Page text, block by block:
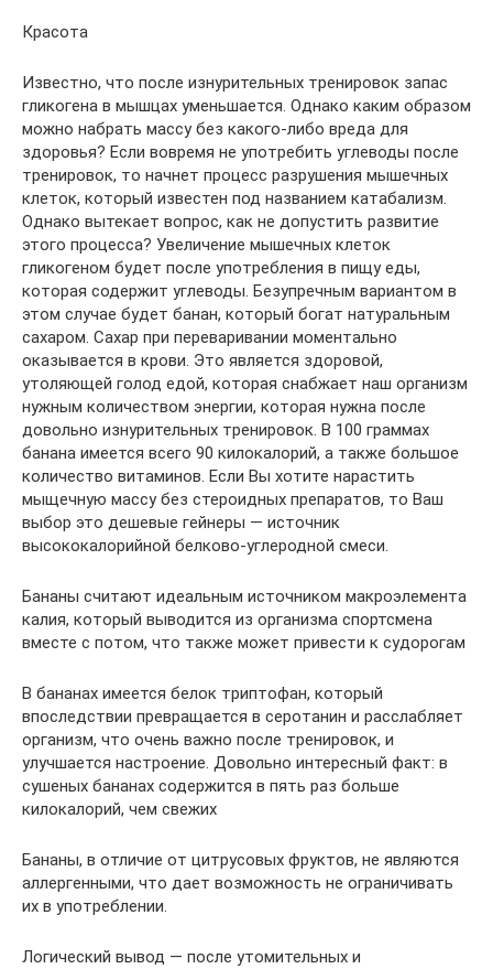
Красота
Известно, что после изнурительных тренировок запас
гликогена в мышцах уменьшается. Однако каким образом
можно набрать массу без какого-либо вреда для
здоровья? Если вовремя не употребить углеводы после
тренировок, то начнет процесс разрушения мышечных
клеток, который известен под названием катабализм.
Однако вытекает вопрос, как не допустить развитие
этого процесса? Увеличение мышечных клеток
гликогеном будет после употребления в пищу еды,
которая содержит углеводы. Безупречным вариантом в
этом случае будет банан, который богат натуральным
сахаром. Сахар при переваривании моментально
оказывается в крови. Это является здоровой,
утоляющей голод едой, которая снабжает наш организм
нужным количеством энергии, которая нужна после
довольно изнурительных тренировок. В 100 граммах
банана имеется всего 90 килокалорий, а также большое
количество витаминов. Если Вы хотите нарастить
мыщечную массу без стероидных препаратов, то Ваш
выбор это дешевые гейнеры — источник
высококалорийной белково-углеродной смеси.
Бананы считают идеальным источником макроэлемента
калия, который выводится из организма спортсмена
вместе с потом, что также может привести к судорогам
В бананах имеется белок триптофан, который
впоследствии превращается в серотанин и расслабляет
организм, что очень важно после тренировок, и
улучшается настроение. Довольно интересный факт: в
сушеных бананах содержится в пять раз больше
килокалорий, чем свежих
Бананы, в отличие от цитрусовых фруктов, не являются
аллергенными, что дает возможность не ограничивать
их в употреблении.
Логический вывод — после утомительных и